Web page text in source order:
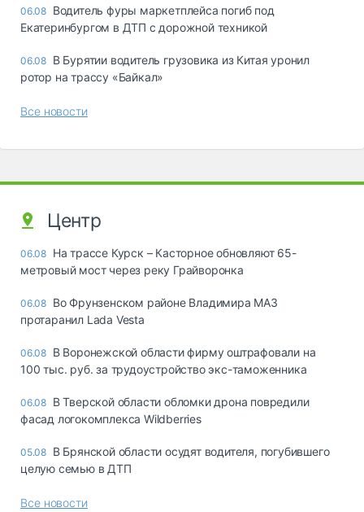
06.08 Водитель фуры маркетплейса погиб под
Екатеринбургом в ДТП с дорожной техникой
06.08 В Бурятии водитель грузовика из Китая уронил
ротор на трассу «Байкал»
Все новости
Центр
06.08 На трассе Курск – Касторное обновляют 65-
метровый мост через реку Грайворонка
06.08 Во Фрунзенском районе Владимира МАЗ
протаранил Lada Vesta
06.08 В Воронежской области фирму оштрафовали на
100 тыс. руб. за трудоустройство экс-таможенника
06.08 В Тверской области обломки дрона повредили
фасад логокомплекса Wildberries
05.08 В Брянской области осудят водителя, погубившего
целую семью в ДТП
Все новости